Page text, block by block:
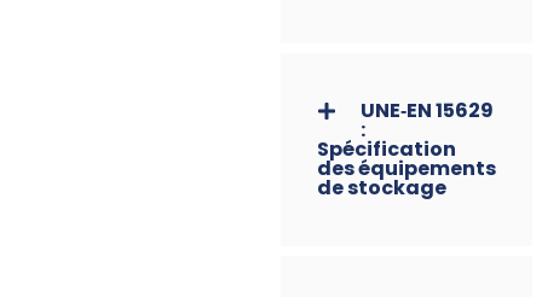
UNE‑EN 15629
:
Spécification
des équipements
de stockage